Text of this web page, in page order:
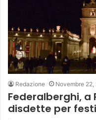
Redazione Novembre 22,
Federalberghi, a
disdette per